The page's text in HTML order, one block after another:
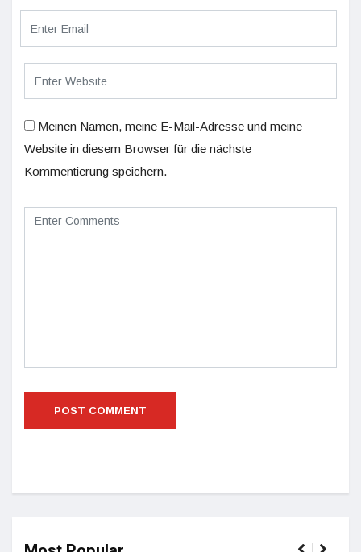
Meinen Namen, meine E-Mail-Adresse und meine
Website in diesem Browser für die nächste
Kommentierung speichern.